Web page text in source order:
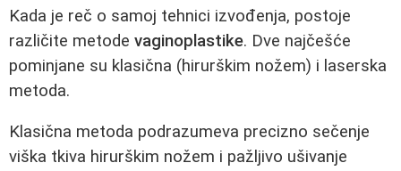
Kada je reč o samoj tehnici izvođenja, postoje
različite metode vaginoplastike. Dve najčešće
pominjane su klasična (hirurškim nožem) i laserska
metoda.
Klasična metoda podrazumeva precizno sečenje
viška tkiva hirurškim nožem i pažljivo ušivanje